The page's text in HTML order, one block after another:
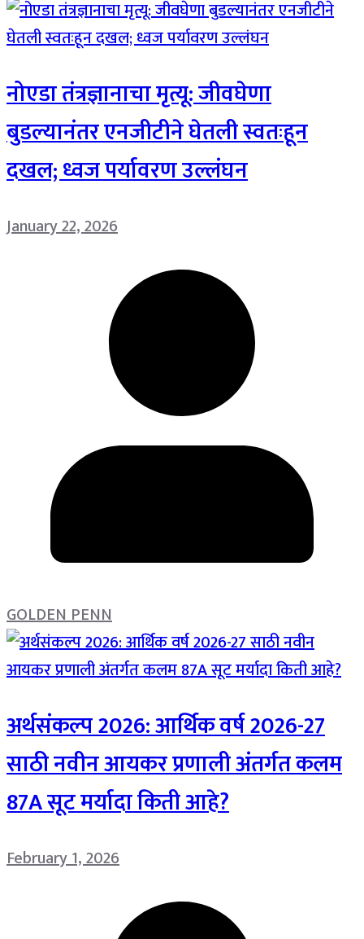
नोएडा तंत्रज्ञानाचा मृत्यू: जीवघेणा
बुडल्यानंतर एनजीटीने घेतली स्वतःहून
दखल; ध्वज पर्यावरण उल्लंघन
January 22, 2026
GOLDEN PENN
अर्थसंकल्प 2026: आर्थिक वर्ष 2026-27
साठी नवीन आयकर प्रणाली अंतर्गत कलम
87A सूट मर्यादा किती आहे?
February 1, 2026